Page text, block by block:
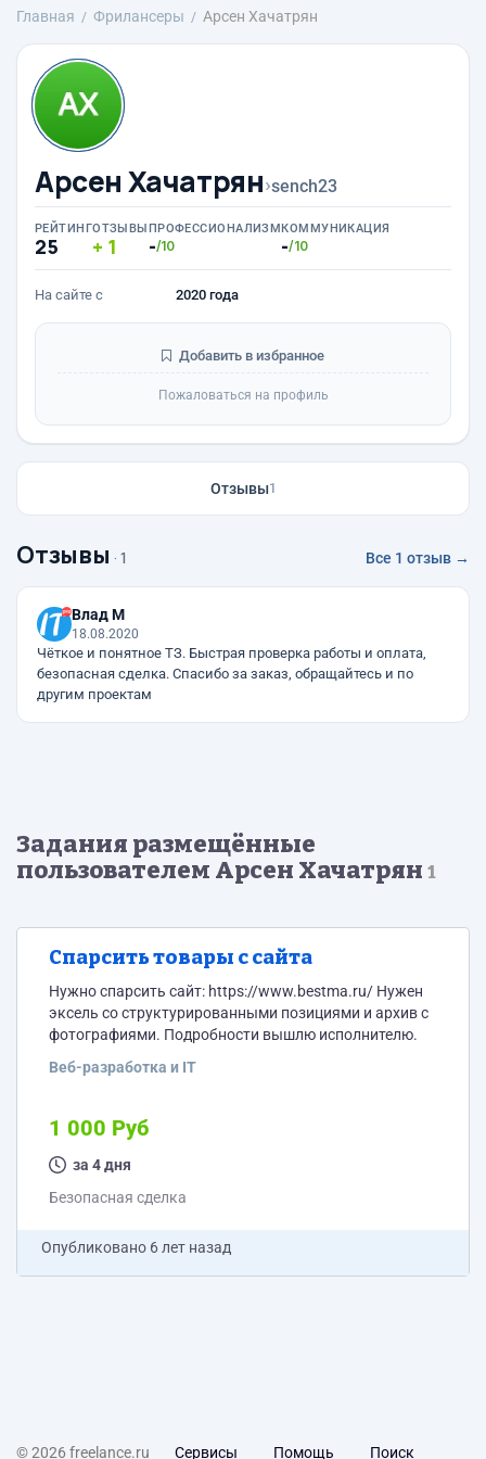
Главная Фрилансеры Арсен Хачатрян
Арсен Хачатрян›sench23
РЕЙТИНГ
25
ОТЗЫВЫ
1
ПРОФЕССИОНАЛИЗМ
-/10
КОММУНИКАЦИЯ
-/10
На сайте с 2020 года
Добавить в избранное
Пожаловаться на профиль
Отзывы1
Отзывы · 1 Все 1 отзыв →
Влад М
18.08.2020
Чёткое и понятное ТЗ. Быстрая проверка работы и оплата,
безопасная сделка. Спасибо за заказ, обращайтесь и по
другим проектам
Задания размещённые
пользователем Арсен Хачатрян 1
Спарсить товары с сайта
Нужно спарсить сайт: https://www.bestma.ru/ Нужен
эксель со структурированными позициями и архив с
фотографиями. Подробности вышлю исполнителю.
Веб-разработка и IT
1 000 Руб
за 4 дня
Безопасная сделка
Опубликовано 6 лет назад
© 2026 freelance.ru Сервисы Помощь Поиск